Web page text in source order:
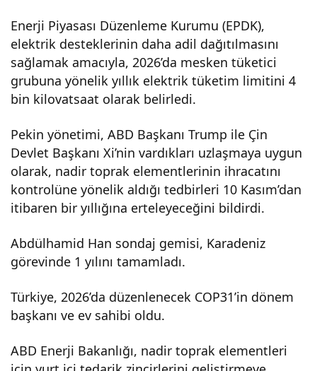
Enerji Piyasası Düzenleme Kurumu (EPDK),
elektrik desteklerinin daha adil dağıtılmasını
sağlamak amacıyla, 2026’da mesken tüketici
grubuna yönelik yıllık elektrik tüketim limitini 4
bin kilovatsaat olarak belirledi.
Pekin yönetimi, ABD Başkanı Trump ile Çin
Devlet Başkanı Xi’nin vardıkları uzlaşmaya uygun
olarak, nadir toprak elementlerinin ihracatını
kontrolüne yönelik aldığı tedbirleri 10 Kasım’dan
itibaren bir yıllığına erteleyeceğini bildirdi.
Abdülhamid Han sondaj gemisi, Karadeniz
görevinde 1 yılını tamamladı.
Türkiye, 2026’da düzenlenecek COP31’in dönem
başkanı ve ev sahibi oldu.
ABD Enerji Bakanlığı, nadir toprak elementleri